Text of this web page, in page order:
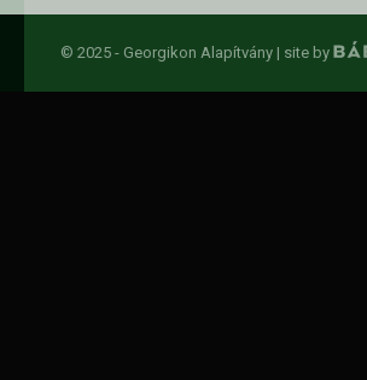
© 2025 - Georgikon Alapítvány | site by